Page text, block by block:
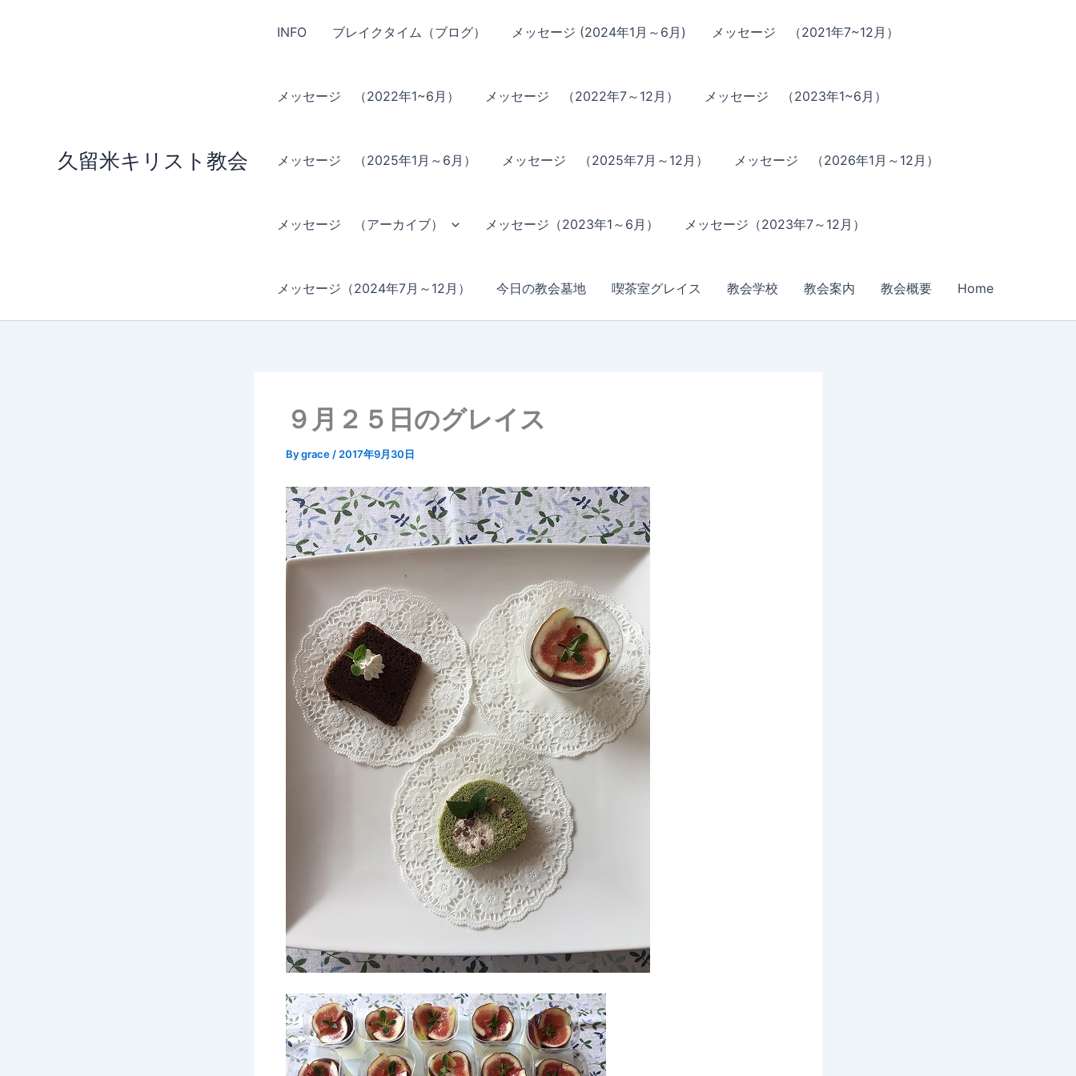
久留米キリスト教会
INFO ブレイクタイム（ブログ） メッセージ (2024年1月～6月) メッセージ （2021年7~12月）
メッセージ （2022年1~6月） メッセージ （2022年7～12月） メッセージ （2023年1~6月）
メッセージ （2025年1月～6月） メッセージ （2025年7月～12月） メッセージ （2026年1月～12月）
メッセージ （アーカイブ） メッセージ（2023年1～6月） メッセージ（2023年7～12月）
メッセージ（2024年7月～12月） 今日の教会墓地 喫茶室グレイス 教会学校 教会案内 教会概要 Home
９月２５日のグレイス
Bygrace / 2017年9月30日